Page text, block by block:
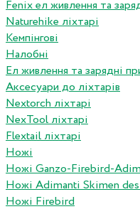
Fenix ел живлення та
Naturehike ліхтарі
Кемпінгові
Налобні
Ел живлення та зарядні
Аксесуари до ліхтарів
Nextorch ліхтарі
NexTool ліхтарі
Flextail ліхтарі
Ножі
Ножі Ganzo-Firebird-
Ножі Adimanti Skimen
Ножі Firebird